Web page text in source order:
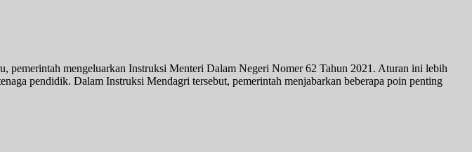
pemerintah mengeluarkan Instruksi Menteri Dalam Negeri Nomer 62 Tahun 2021. Aturan ini lebih
pendidik. Dalam Instruksi Mendagri tersebut, pemerintah menjabarkan beberapa poin penting